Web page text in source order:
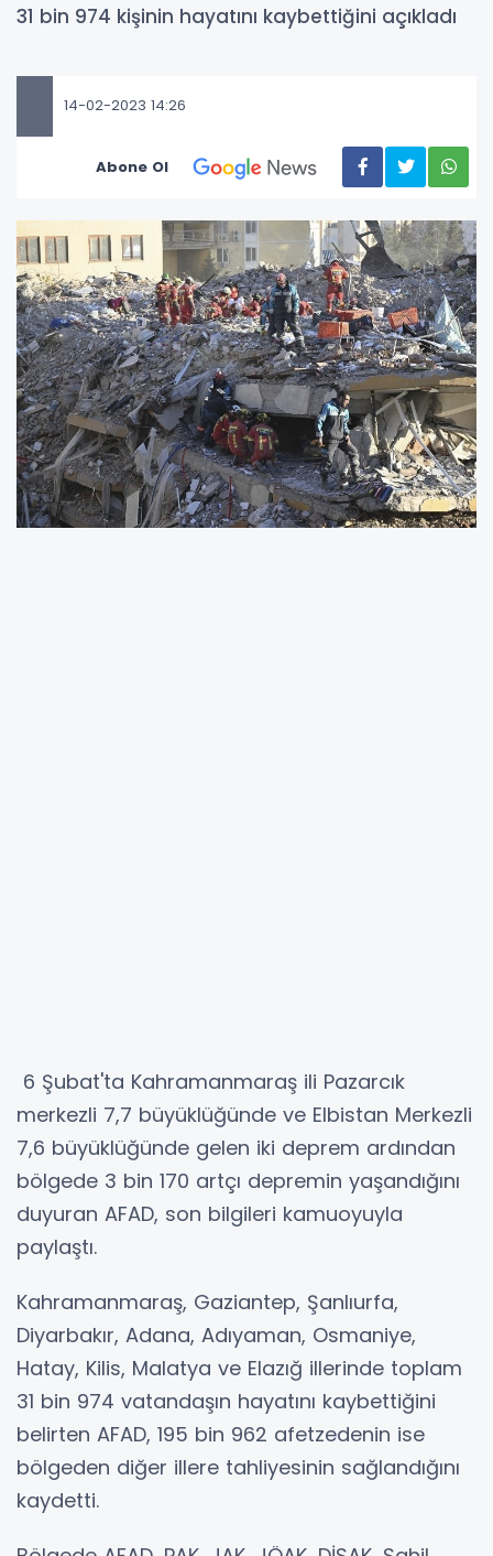
31 bin 974 kişinin hayatını kaybettiğini açıkladı
14-02-2023 14:26
Abone Ol
6 Şubat'ta Kahramanmaraş ili Pazarcık
merkezli 7,7 büyüklüğünde ve Elbistan Merkezli
7,6 büyüklüğünde gelen iki deprem ardından
bölgede 3 bin 170 artçı depremin yaşandığını
duyuran AFAD, son bilgileri kamuoyuyla
paylaştı.
Kahramanmaraş, Gaziantep, Şanlıurfa,
Diyarbakır, Adana, Adıyaman, Osmaniye,
Hatay, Kilis, Malatya ve Elazığ illerinde toplam
31 bin 974 vatandaşın hayatını kaybettiğini
belirten AFAD, 195 bin 962 afetzedenin ise
bölgeden diğer illere tahliyesinin sağlandığını
kaydetti.